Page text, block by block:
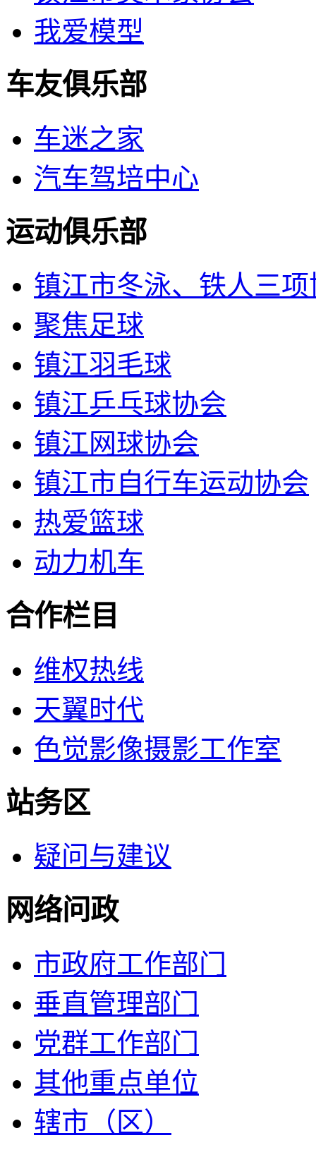
我爱模型
车友俱乐部
车迷之家
汽车驾培中心
运动俱乐部
镇江市冬泳、铁人三项
聚焦足球
镇江羽毛球
镇江乒乓球协会
镇江网球协会
镇江市自行车运动协会
热爱篮球
动力机车
合作栏目
维权热线
天翼时代
色觉影像摄影工作室
站务区
疑问与建议
网络问政
市政府工作部门
垂直管理部门
党群工作部门
其他重点单位
辖市（区）